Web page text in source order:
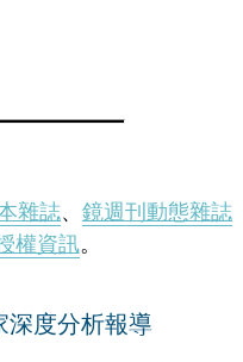
雜誌、 鏡週刊動態雜誌
權資訊。
深度分析報導